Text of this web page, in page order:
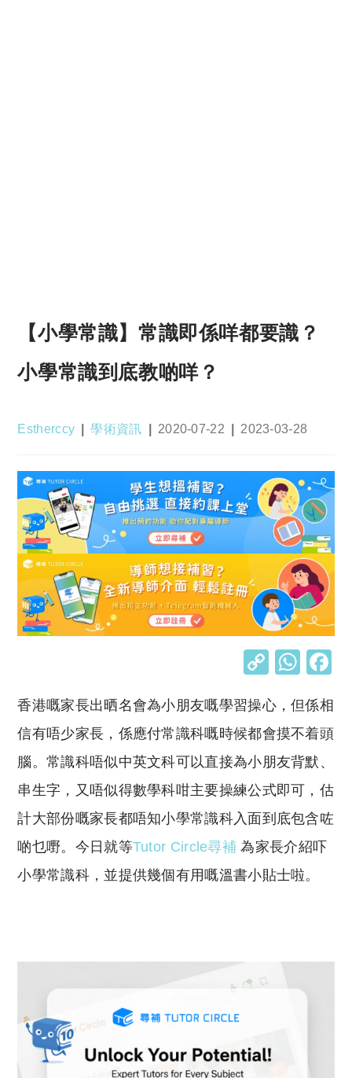
【小學常識】常識即係咩都要識？
小學常識到底教啲咩？
Post
Estherccy
Post
學術資訊
Post
2020-07-22
Post
2023-03-28
C
p
y
Li
n
k
W
at
s
A
p
p
香港嘅家長出晒名會為小朋友嘅學習操心，但係相
信有唔少家長，係應付常識科嘅時候都會摸不着頭
腦。常識科唔似中英文科可以直接為小朋友背默、
串生字，又唔似得數學科咁主要操練公式即可，估
計大部份嘅家長都唔知小學常識科入面到底包含咗
啲乜嘢。今日就等Tutor Circle尋補 為家長介紹吓
小學常識科，並提供幾個有用嘅溫書小貼士啦。